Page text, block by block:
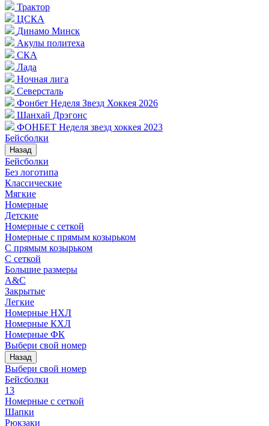
Трактор
ЦСКА
Динамо Минск
Акулы политеха
СКА
Лада
Ночная лига
Северсталь
Фонбет Неделя Звезд Хоккея 2026
Шанхай Дрэгонс
ФОНБЕТ Неделя звезд хоккея 2023
Бейсболки
Назад
Бейсболки
Без логотипа
Классические
Мягкие
Номерные
Детские
Номерные с сеткой
Номерные с прямым козырьком
С прямым козырьком
С сеткой
Большие размеры
A&C
Закрытые
Легкие
Номерные НХЛ
Номерные КХЛ
Номерные ФК
Выбери свой номер
Назад
Выбери свой номер
Бейсболки
13
Номерные с сеткой
Шапки
Рюкзаки